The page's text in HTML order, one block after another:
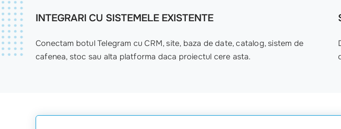
INTEGRARI CU SISTEMELE EXISTENTE
Conectam botul Telegram cu CRM, site, baza de date, catalog, sistem de
cafenea, stoc sau alta platforma daca proiectul cere asta.